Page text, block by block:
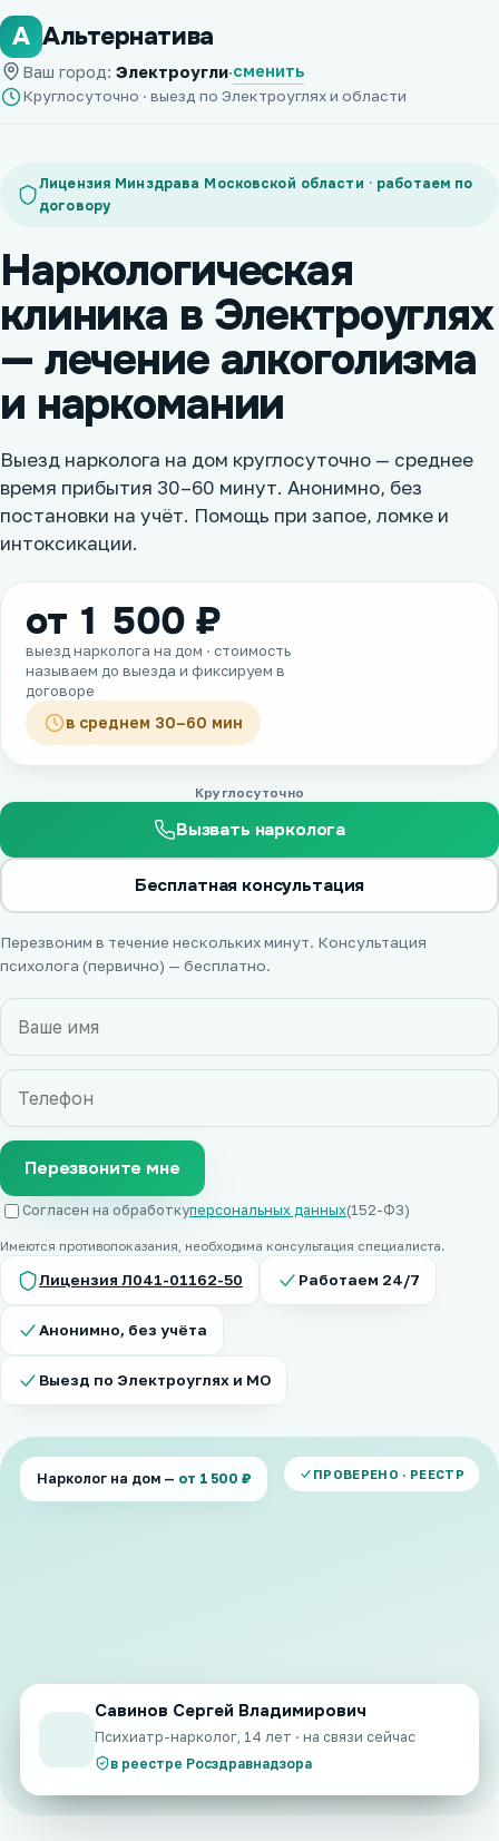
А Альтернатива
Ваш город: Электроугли·сменить
Круглосуточно · выезд по Электроуглях и области
Лицензия Минздрава Московской области · работаем по
договору
Наркологическая
клиника в Электроуглях
— лечение алкоголизма
и наркомании
Выезд нарколога на дом круглосуточно — среднее
время прибытия 30–60 минут. Анонимно, без
постановки на учёт. Помощь при запое, ломке и
интоксикации.
от 1 500 ₽
выезд нарколога на дом · стоимость
называем до выезда и фиксируем в
договоре
в среднем 30–60 мин
Круглосуточно
Вызвать нарколога
Бесплатная консультация
Перезвоним в течение нескольких минут. Консультация
психолога (первично) — бесплатно.
Перезвоните мне
Согласен на обработкуперсональных данных(152-ФЗ)
Имеются противопоказания, необходима консультация специалиста.
Лицензия Л041-01162-50 Работаем 24/7
Анонимно, без учёта
Выезд по Электроуглях и МО
ПРОВЕРЕНО · РЕЕСТР
Нарколог на дом — от 1 500 ₽
Савинов Сергей Владимирович
Психиатр-нарколог, 14 лет · на связи сейчас
в реестре Росздравнадзора